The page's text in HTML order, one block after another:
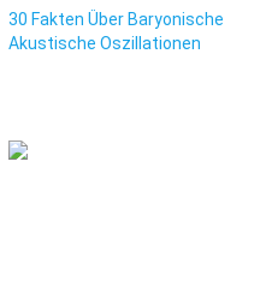
30 Fakten Über Baryonische
Akustische Oszillationen